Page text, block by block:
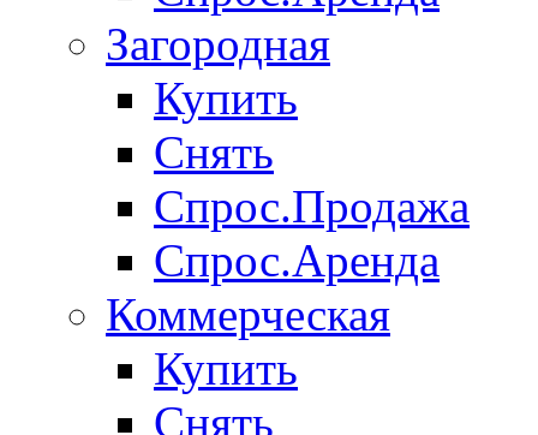
Загородная
Купить
Снять
Спрос.Продажа
Спрос.Аренда
Коммерческая
Купить
Снять